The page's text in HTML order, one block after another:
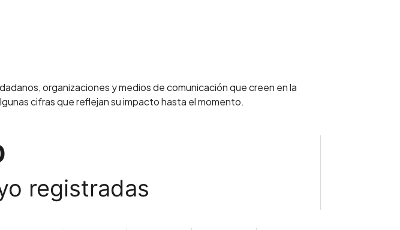
organizaciones y medios de comunicación que creen en la
cifras que reflejan su impacto hasta el momento.
registradas